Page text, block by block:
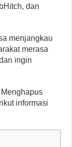
dan
menjangkau
merasa
ingin
informasi